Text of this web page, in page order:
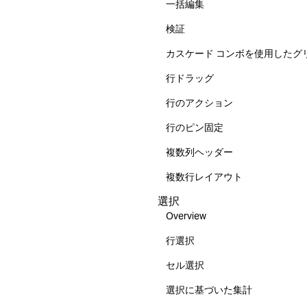
一括編集
検証
カスケード コンボを使用したグ
行ドラッグ
行のアクション
行のピン固定
複数列ヘッダー
複数行レイアウト
選択
Overview
行選択
セル選択
選択に基づいた集計